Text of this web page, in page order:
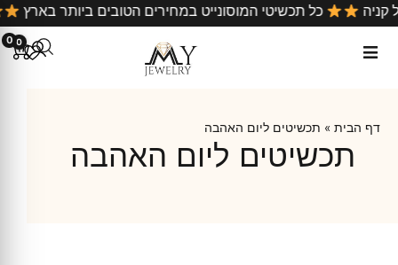
קניה כל תכשיטי המוסונייט במחירים הטובים ביותר בארץ
0 0
דף הבית » תכשיטים ליום האהבה
תכשיטים ליום האהבה